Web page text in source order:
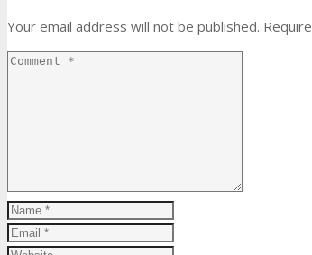
Your email address will not be published.